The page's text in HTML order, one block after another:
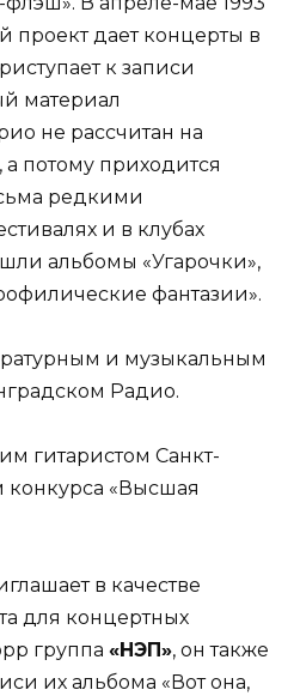
проект дает концерты в
к записи
материал
не рассчитан на
потому приходится
редкими
и в клубах
альбомы «Угарочки»,
фантазии».
и музыкальным
Радио.
гитаристом Санкт-
конкурса «Высшая
в качестве
для концертных
группа «НЭП», он также
их альбома «Вот она,